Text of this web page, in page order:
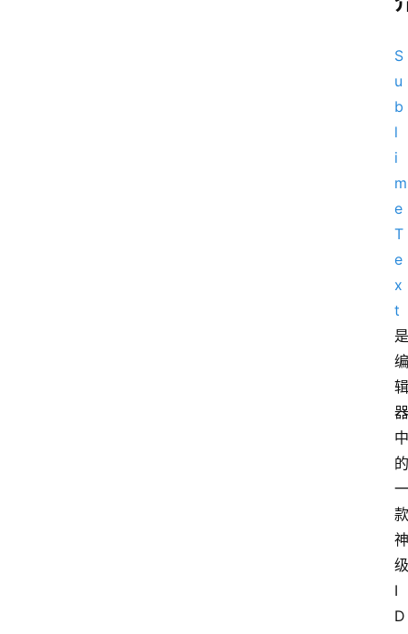
S
u
b
l
i
m
e
T
e
x
t
是
编
辑
器
中
的
一
款
神
级
I
D